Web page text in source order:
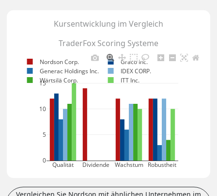
Kursentwicklung im Vergleich
TraderFox Scoring Systeme
Qualität Dividende Wachstum Robustheit
0
5
10
15
Nordson Corp.
Graco Inc.
Generac Holdings Inc.
IDEX CORP.
Wärtsilä Corp.
ITT Inc.